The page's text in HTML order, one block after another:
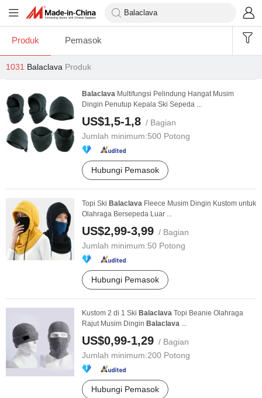
Produk Pemasok
1031 Balaclava Produk
Balaclava Multifungsi Pelindung Hangat Musim
Dingin Penutup Kepala Ski Sepeda ...
US$1,5-1,8 / Bagian
Jumlah minimum:500 Potong
Hubungi Pemasok
Topi Ski Balaclava Fleece Musim Dingin Kustom untuk
Olahraga Bersepeda Luar ...
US$2,99-3,99 / Bagian
Jumlah minimum:50 Potong
Hubungi Pemasok
Kustom 2 di 1 Ski Balaclava Topi Beanie Olahraga
Rajut Musim Dingin Balaclava ...
US$0,99-1,29 / Bagian
Jumlah minimum:200 Potong
Hubungi Pemasok